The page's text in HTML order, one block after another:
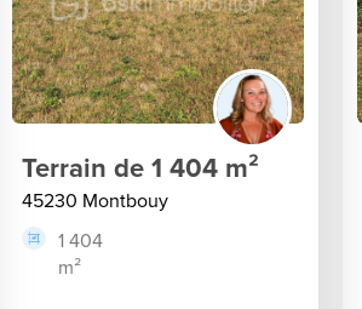
Terrain de 1 404 m²
45230 Montbouy
1 404
m²